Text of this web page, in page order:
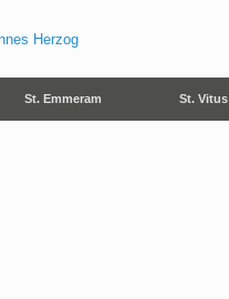
St. Emmeram St. Vitus